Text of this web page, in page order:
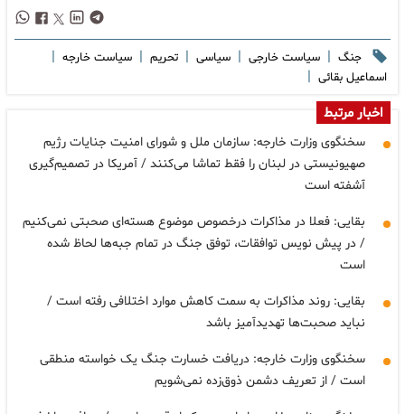
جنگ | سیاست خارجی | سیاسی | تحریم | سیاست خارجه |
اسماعیل بقائی |
اخبار مرتبط
سخنگوی وزارت خارجه: سازمان ملل و شورای امنیت جنایات رژیم
صهیونیستی در لبنان را فقط تماشا می‌کنند / آمریکا در تصمیم‌گیری
آشفته است
بقایی: فعلا در مذاکرات درخصوص موضوع هسته‌ای صحبتی نمی‌کنیم
/ در پیش نویس توافقات، توفق جنگ در تمام جبه‌ها لحاظ شده
است
بقایی: روند مذاکرات به سمت کاهش موارد اختلافی رفته است /
نباید صحبت‌ها تهدیدآمیز باشد
سخنگوی وزارت خارجه: دریافت خسارت جنگ یک خواسته منطقی
است / از تعریف دشمن ذوق‌زده نمی‌شویم